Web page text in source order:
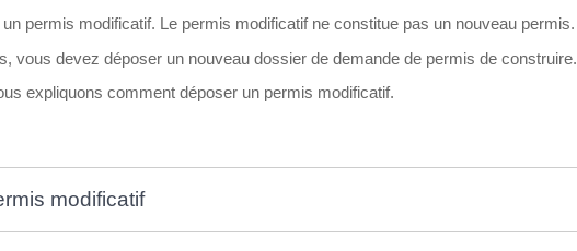
permis modificatif. Le permis modificatif ne constitue pas un nouveau permis.
vous devez déposer un nouveau dossier de demande de permis de construire.
expliquons comment déposer un permis modificatif.
modificatif